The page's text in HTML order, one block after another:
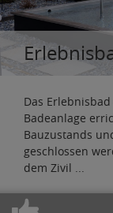
Das
Badeanlage
Bauzustands
geschlossen
dem Zivil